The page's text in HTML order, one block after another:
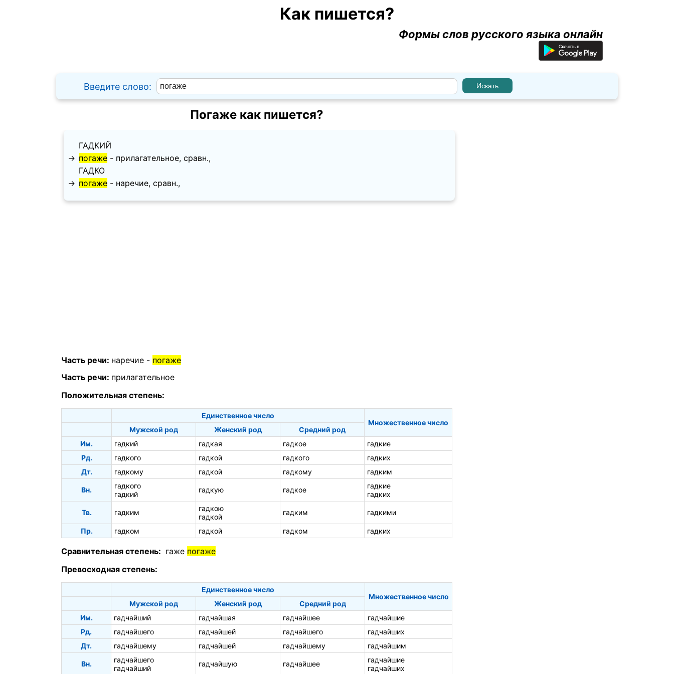
Как пишется?
Формы слов русского языка онлайн
Введите слово:
Погаже как пишется?
ГАДКИЙ
→ погаже - прилагательное, сравн.,
ГАДКО
→ погаже - наречие, сравн.,
Часть речи: наречие - погаже
Часть речи: прилагательное
Положительная степень:
Единственное число
Множественное число
Мужской род
Женский род
Средний род
Им.
гадкий гадкая гадкое
гадкие
Рд.
гадкого гадкой гадкого
гадких
Дт.
гадкому гадкой гадкому гадким
Вн.
гадкого
гадкий
гадкую гадкое
гадкие
гадких
Тв. гадким
гадкою
гадкой
гадким гадкими
Пр. гадком гадкой гадком гадких
Сравнительная степень: гаже погаже
Превосходная степень:
Единственное число
Множественное число
Мужской род
Женский род
Средний род
Им.
гадчайший гадчайшая гадчайшее
гадчайшие
Рд.
гадчайшего гадчайшей гадчайшего
гадчайших
Дт.
гадчайшему гадчайшей гадчайшему гадчайшим
Вн.
гадчайшего
гадчайший
гадчайшую гадчайшее
гадчайшие
гадчайших